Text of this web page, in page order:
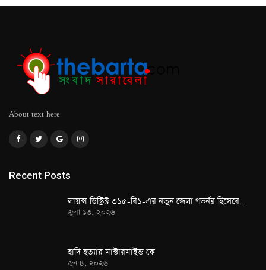
About text here
Recent Posts
লায়ন্স ডিস্ট্রিক্ট ৩১৫-বি১-এর নতুন জেলা গভর্নর হিসেবে…
জুলা ১৩, ২০২৬
হাদি হত্যার মাস্টারমাইন্ড কে
জুন ৪, ২০২৬